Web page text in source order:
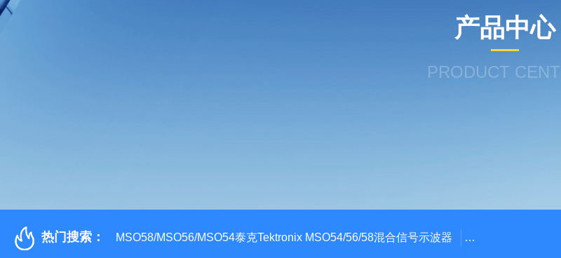
产品中心
PRODUCT
热门搜索： MSO58/MSO56/MSO54泰克Tektronix MSO54/56/58混合信号示波器 ME045/ME085/